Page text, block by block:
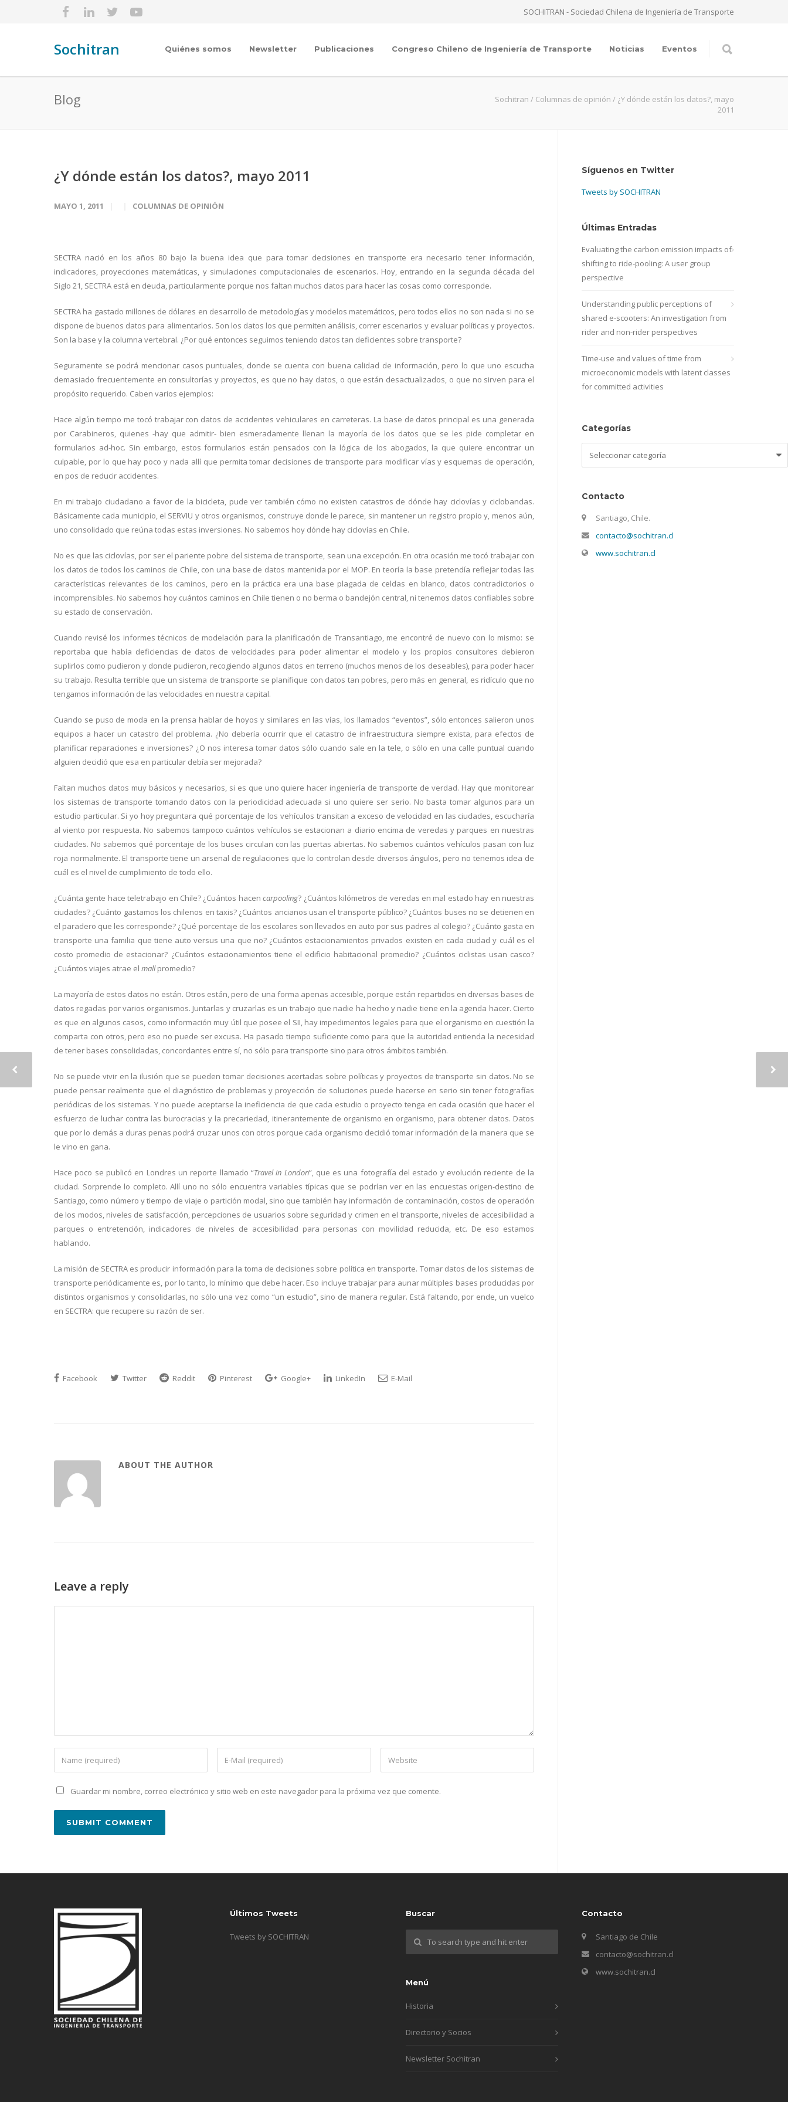
SOCHITRAN - Sociedad Chilena de Ingeniería de Transporte
Sochitran Quiénes somos Newsletter Publicaciones Congreso Chileno de Ingeniería de Transporte Noticias Eventos
Blog Sochitran / Columnas de opinión / ¿Y dónde están los datos?, mayo
2011
¿Y dónde están los datos?, mayo 2011
MAYO 1, 2011 COLUMNAS DE OPINIÓN
SECTRA nació en los años 80 bajo la buena idea que para tomar decisiones en transporte era necesario tener información,
indicadores, proyecciones matemáticas, y simulaciones computacionales de escenarios. Hoy, entrando en la segunda década del
Siglo 21, SECTRA está en deuda, particularmente porque nos faltan muchos datos para hacer las cosas como corresponde.
SECTRA ha gastado millones de dólares en desarrollo de metodologías y modelos matemáticos, pero todos ellos no son nada si no se
dispone de buenos datos para alimentarlos. Son los datos los que permiten análisis, correr escenarios y evaluar políticas y proyectos.
Son la base y la columna vertebral. ¿Por qué entonces seguimos teniendo datos tan deficientes sobre transporte?
Seguramente se podrá mencionar casos puntuales, donde se cuenta con buena calidad de información, pero lo que uno escucha
demasiado frecuentemente en consultorías y proyectos, es que no hay datos, o que están desactualizados, o que no sirven para el
propósito requerido. Caben varios ejemplos:
Hace algún tiempo me tocó trabajar con datos de accidentes vehiculares en carreteras. La base de datos principal es una generada
por Carabineros, quienes -hay que admitir- bien esmeradamente llenan la mayoría de los datos que se les pide completar en
formularios ad-hoc. Sin embargo, estos formularios están pensados con la lógica de los abogados, la que quiere encontrar un
culpable, por lo que hay poco y nada allí que permita tomar decisiones de transporte para modificar vías y esquemas de operación,
en pos de reducir accidentes.
En mi trabajo ciudadano a favor de la bicicleta, pude ver también cómo no existen catastros de dónde hay ciclovías y ciclobandas.
Básicamente cada municipio, el SERVIU y otros organismos, construye donde le parece, sin mantener un registro propio y, menos aún,
uno consolidado que reúna todas estas inversiones. No sabemos hoy dónde hay ciclovías en Chile.
No es que las ciclovías, por ser el pariente pobre del sistema de transporte, sean una excepción. En otra ocasión me tocó trabajar con
los datos de todos los caminos de Chile, con una base de datos mantenida por el MOP. En teoría la base pretendía reflejar todas las
características relevantes de los caminos, pero en la práctica era una base plagada de celdas en blanco, datos contradictorios o
incomprensibles. No sabemos hoy cuántos caminos en Chile tienen o no berma o bandejón central, ni tenemos datos confiables sobre
su estado de conservación.
Cuando revisé los informes técnicos de modelación para la planificación de Transantiago, me encontré de nuevo con lo mismo: se
reportaba que había deficiencias de datos de velocidades para poder alimentar el modelo y los propios consultores debieron
suplirlos como pudieron y donde pudieron, recogiendo algunos datos en terreno (muchos menos de los deseables), para poder hacer
su trabajo. Resulta terrible que un sistema de transporte se planifique con datos tan pobres, pero más en general, es ridículo que no
tengamos información de las velocidades en nuestra capital.
Cuando se puso de moda en la prensa hablar de hoyos y similares en las vías, los llamados “eventos”, sólo entonces salieron unos
equipos a hacer un catastro del problema. ¿No debería ocurrir que el catastro de infraestructura siempre exista, para efectos de
planificar reparaciones e inversiones? ¿O nos interesa tomar datos sólo cuando sale en la tele, o sólo en una calle puntual cuando
alguien decidió que esa en particular debía ser mejorada?
Faltan muchos datos muy básicos y necesarios, si es que uno quiere hacer ingeniería de transporte de verdad. Hay que monitorear
los sistemas de transporte tomando datos con la periodicidad adecuada si uno quiere ser serio. No basta tomar algunos para un
estudio particular. Si yo hoy preguntara qué porcentaje de los vehículos transitan a exceso de velocidad en las ciudades, escucharía
al viento por respuesta. No sabemos tampoco cuántos vehículos se estacionan a diario encima de veredas y parques en nuestras
ciudades. No sabemos qué porcentaje de los buses circulan con las puertas abiertas. No sabemos cuántos vehículos pasan con luz
roja normalmente. El transporte tiene un arsenal de regulaciones que lo controlan desde diversos ángulos, pero no tenemos idea de
cuál es el nivel de cumplimiento de todo ello.
¿Cuánta gente hace teletrabajo en Chile? ¿Cuántos hacencarpooling? ¿Cuántos kilómetros de veredas en mal estado hay en nuestras
ciudades? ¿Cuánto gastamos los chilenos en taxis? ¿Cuántos ancianos usan el transporte público? ¿Cuántos buses no se detienen en
el paradero que les corresponde? ¿Qué porcentaje de los escolares son llevados en auto por sus padres al colegio? ¿Cuánto gasta en
transporte una familia que tiene auto versus una que no? ¿Cuántos estacionamientos privados existen en cada ciudad y cuál es el
costo promedio de estacionar? ¿Cuántos estacionamientos tiene el edificio habitacional promedio? ¿Cuántos ciclistas usan casco?
¿Cuántos viajes atrae el mallpromedio?
La mayoría de estos datos no están. Otros están, pero de una forma apenas accesible, porque están repartidos en diversas bases de
datos regadas por varios organismos. Juntarlas y cruzarlas es un trabajo que nadie ha hecho y nadie tiene en la agenda hacer. Cierto
es que en algunos casos, como información muy útil que posee el SII, hay impedimentos legales para que el organismo en cuestión la
comparta con otros, pero eso no puede ser excusa. Ha pasado tiempo suficiente como para que la autoridad entienda la necesidad
de tener bases consolidadas, concordantes entre sí, no sólo para transporte sino para otros ámbitos también.
No se puede vivir en la ilusión que se pueden tomar decisiones acertadas sobre políticas y proyectos de transporte sin datos. No se
puede pensar realmente que el diagnóstico de problemas y proyección de soluciones puede hacerse en serio sin tener fotografías
periódicas de los sistemas. Y no puede aceptarse la ineficiencia de que cada estudio o proyecto tenga en cada ocasión que hacer el
esfuerzo de luchar contra las burocracias y la precariedad, itinerantemente de organismo en organismo, para obtener datos. Datos
que por lo demás a duras penas podrá cruzar unos con otros porque cada organismo decidió tomar información de la manera que se
le vino en gana.
Hace poco se publicó en Londres un reporte llamado “Travel in London”, que es una fotografía del estado y evolución reciente de la
ciudad. Sorprende lo completo. Allí uno no sólo encuentra variables típicas que se podrían ver en las encuestas origen-destino de
Santiago, como número y tiempo de viaje o partición modal, sino que también hay información de contaminación, costos de operación
de los modos, niveles de satisfacción, percepciones de usuarios sobre seguridad y crimen en el transporte, niveles de accesibilidad a
parques o entretención, indicadores de niveles de accesibilidad para personas con movilidad reducida, etc. De eso estamos
hablando.
La misión de SECTRA es producir información para la toma de decisiones sobre política en transporte. Tomar datos de los sistemas de
transporte periódicamente es, por lo tanto, lo mínimo que debe hacer. Eso incluye trabajar para aunar múltiples bases producidas por
distintos organismos y consolidarlas, no sólo una vez como “un estudio”, sino de manera regular. Está faltando, por ende, un vuelco
en SECTRA: que recupere su razón de ser.
Facebook Twitter Reddit Pinterest Google+ LinkedIn E-Mail
ABOUT THE AUTHOR
Leave a reply
Guardar mi nombre, correo electrónico y sitio web en este navegador para la próxima vez que comente.
Síguenos en Twitter
Tweets by SOCHITRAN
Últimas Entradas
Evaluating the carbon emission impacts of
shifting to ride-pooling: A user group
perspective
Understanding public perceptions of
shared e-scooters: An investigation from
rider and non-rider perspectives
Time-use and values of time from
microeconomic models with latent classes
for committed activities
Categorías
Contacto
Santiago, Chile.
contacto@sochitran.cl
www.sochitran.cl
Últimos Tweets
Tweets by SOCHITRAN
Buscar
Menú
Historia
Directorio y Socios
Newsletter Sochitran
Contacto
Santiago de Chile
contacto@sochitran.cl
www.sochitran.cl